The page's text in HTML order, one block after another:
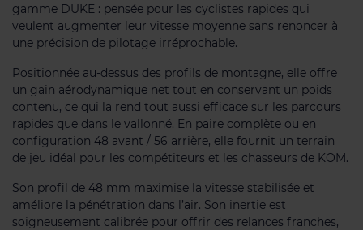
gamme DUKE : pensée pour les cyclistes rapides qui
veulent augmenter leur vitesse moyenne sans renoncer à
une précision de pilotage irréprochable.
Positionnée au-dessus des profils de montagne, elle offre
un gain aérodynamique net tout en conservant un poids
contenu, ce qui la rend tout aussi efficace sur les parcours
rapides que dans le vallonné. En paire complète ou en
configuration 48 avant / 56 arrière, elle fournit un terrain
de jeu idéal pour les compétiteurs et les chasseurs de KOM.
Son profil de 48 mm maximise la vitesse stabilisée et
améliore la pénétration dans l’air. Son inertie est
soigneusement calibrée pour offrir des relances franches,